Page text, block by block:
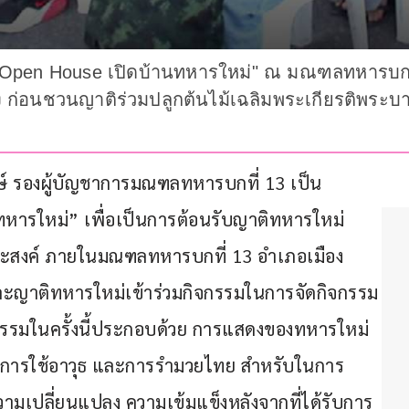
House เปิดบ้านทหารใหม่" ณ มณฑลทหาร
อนชวนญาติร่วมปลูกต้นไม้เฉลิมพระเกียรติพระบ
องผู้บัญชาการมณฑลทหารบกที่ 13 เป็น
หารใหม่” เพื่อเป็นการต้อนรับญาติทหารใหม่
งค์ ภายในมณฑลทหารบกที่ 13 อำเภอเมือง
ติทหารใหม่เข้าร่วมกิจกรรมในการจัดกิจกรรม
มในครั้งนี้ประกอบด้วย การแสดงของทหารใหม่
รใช้อาวุธ และการรำมวยไทย สำหรับในการ
มเปลี่ยนแปลง ความเข้มแข็งหลังจากที่ได้รับการ